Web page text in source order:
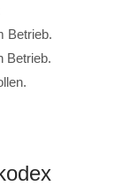
Betrieb.
Betrieb.